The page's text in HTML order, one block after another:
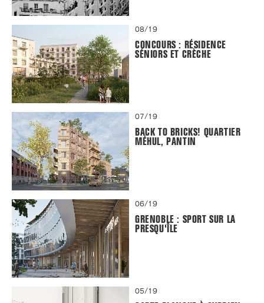
08/19
CONCOURS : RÉSIDENCE
SÉNIORS ET CRÈCHE
07/19
BACK TO BRICKS! QUARTIER
MÉHUL, PANTIN
06/19
GRENOBLE : SPORT SUR LA
PRESQU'ÎLE
05/19